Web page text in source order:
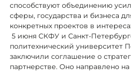
способствуют объединению
сферы, государства и бизнеса
конкретных проектов в
5 июня СКФУ и Санкт-
политехнический университет
заключили соглашение о
партнерстве. Оно направлено